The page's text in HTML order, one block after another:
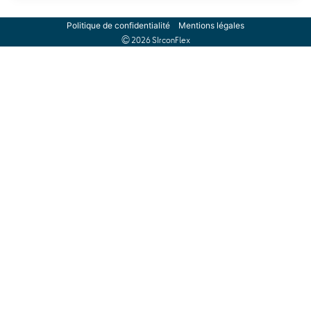
Politique de confidentialité
Mentions légales
© 2026 SIrconFlex